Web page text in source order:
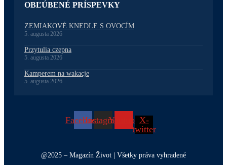
OBĽÚBENÉ PRÍSPEVKY
ZEMIAKOVÉ KNEDLE S OVOCÍM
5. augusta 2026
Przytulia czepna
5. augusta 2026
Kamperem na wakacje
5. augusta 2026
FacebookInstagramYoutube X-
twitter
@2025 – Magazín Život | Všetky práva vyhradené